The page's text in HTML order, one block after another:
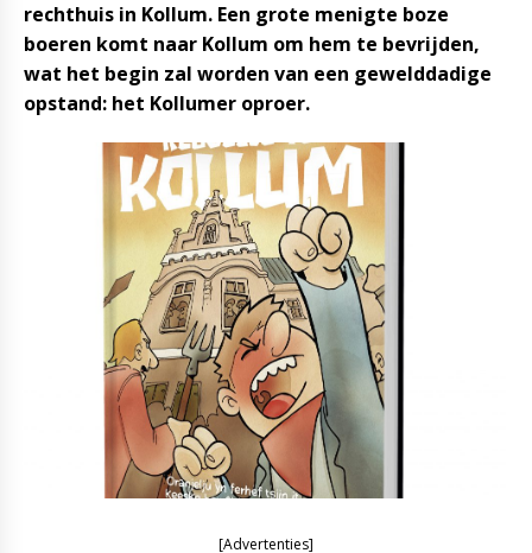
rechthuis in Kollum. Een grote menigte boze
boeren komt naar Kollum om hem te bevrijden,
wat het begin zal worden van een gewelddadige
opstand: het Kollumer oproer.
[Advertenties]